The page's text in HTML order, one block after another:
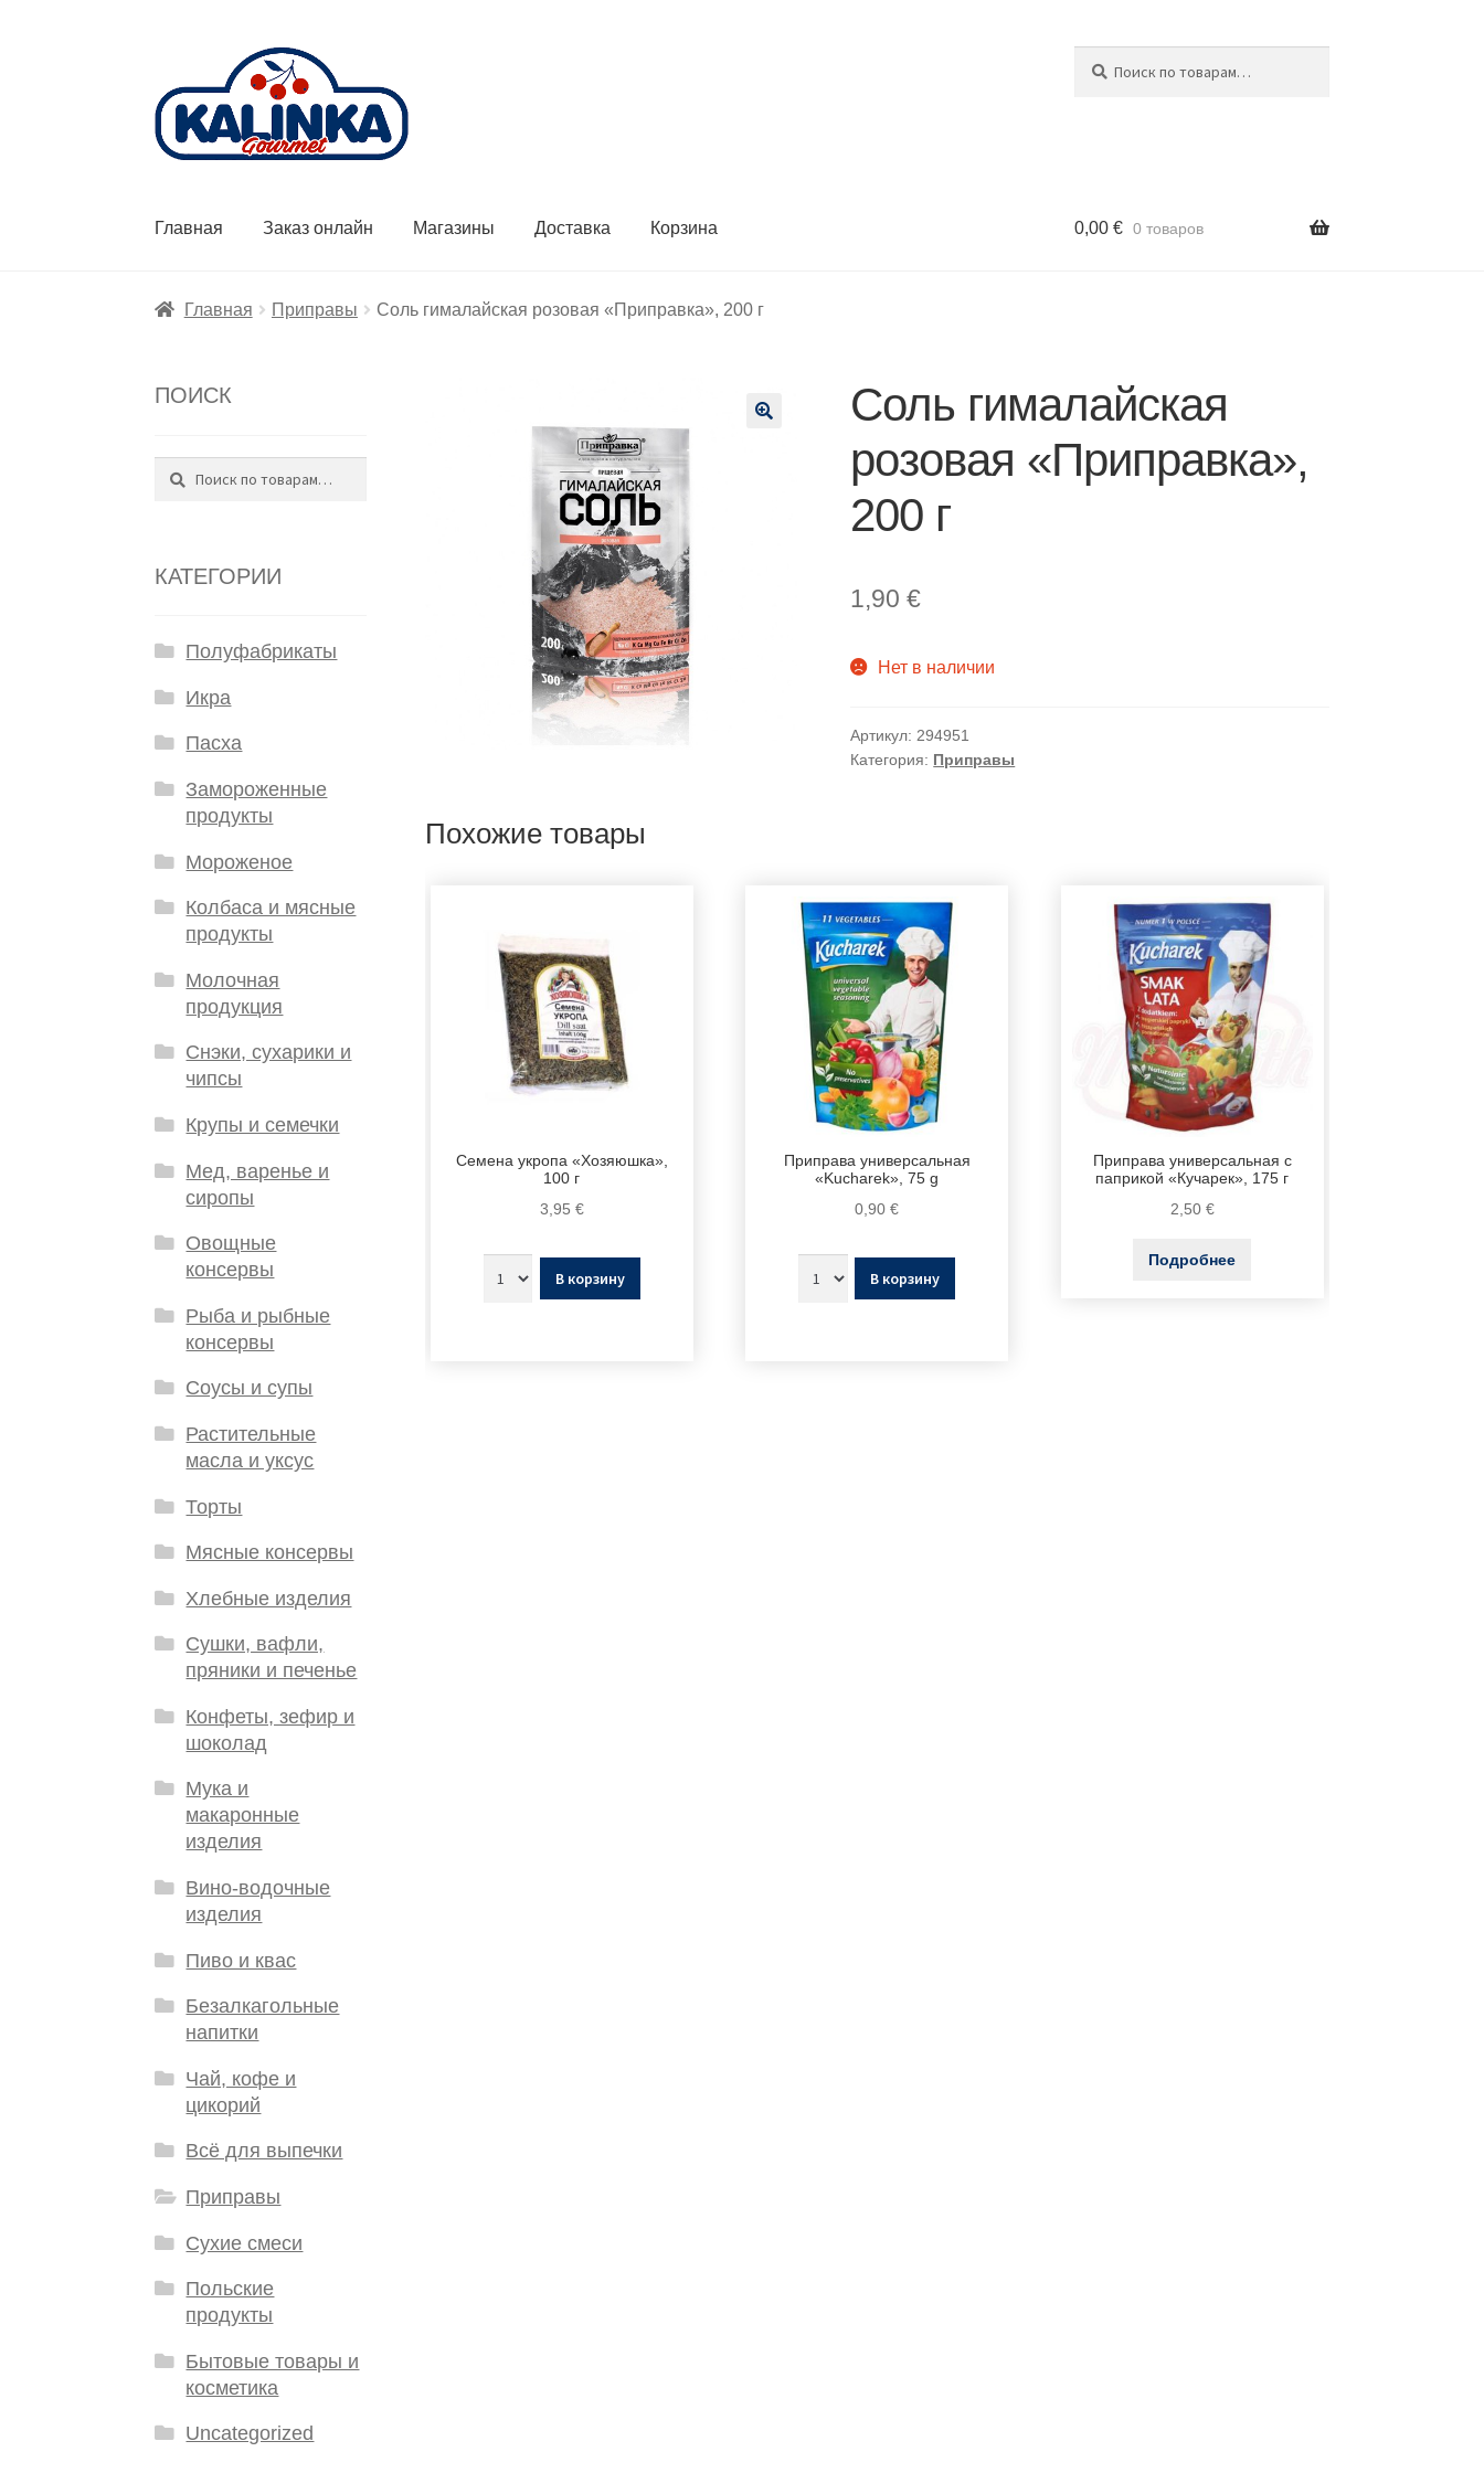
навигации
содержимому
Главная Заказ онлайн Магазины Доставка Корзина 0,00 € 0 товаров
Главная Приправы Соль гималайская розовая «Приправка», 200 г
Соль гималайская
розовая «Приправка»,
200 г
1,90€
Нет в наличии
Артикул: 294951
Категория: Приправы
Похожие товары
Семена укропа «Хозяюшка»,
100 г
3,95 €
В корзину
Приправа универсальная
«Kucharek», 75 g
0,90€
В корзину
Приправа универсальная с
паприкой «Кучарек», 175 г
2,50 €
Подробнее
ПОИСК
Искать:
Поиск
КАТЕГОРИИ
Полуфабрикаты
Икра
Пасха
Замороженные
продукты
Мороженое
Колбаса и мясные
продукты
Молочная
продукция
Снэки, сухарики и
чипсы
Крупы и семечки
Мед, варенье и
сиропы
Овощные
консервы
Рыба и рыбные
консервы
Соусы и супы
Растительные
масла и уксус
Торты
Мясные консервы
Хлебные изделия
Сушки, вафли,
пряники и печенье
Конфеты, зефир и
шоколад
Мука и
макаронные
изделия
Вино-водочные
изделия
Пиво и квас
Безалкагольные
напитки
Чай, кофе и
цикорий
Всё для выпечки
Приправы
Сухие смеси
Польские
продукты
Бытовые товары и
косметика
Uncategorized